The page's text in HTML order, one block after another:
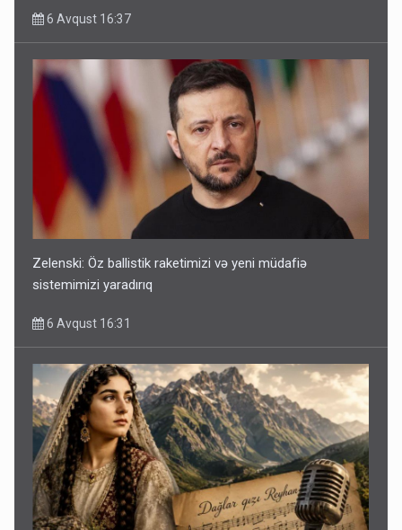
6 Avqust 16:37
Zelenski: Öz ballistik raketimizi və yeni müdafiə
sistemimizi yaradırıq
6 Avqust 16:31